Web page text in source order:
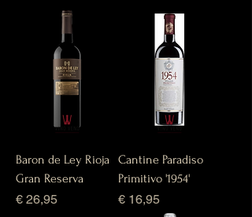
Baron de Ley Rioja
Gran Reserva
Prijs
€ 26,95
Cantine Paradiso
Primitivo '1954'
Prijs
€ 16,95